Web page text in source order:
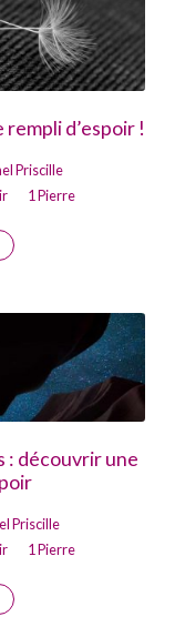
d’espoir !
Priscille
1 Pierre
: découvrir une
Priscille
1 Pierre